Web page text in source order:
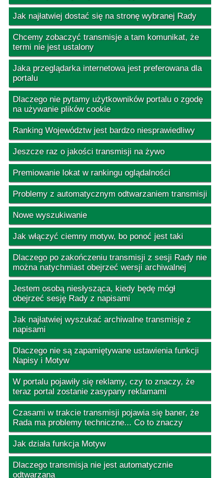
Jak najłatwiej dostać się na stronę wybranej Rady
Chcemy zobaczyć transmisje a tam komunikat, że
termi nie jest ustalony
Jaka przeglądarka internetowa jest preferowana dla
portalu
Dlaczego nie pytamy użytkowników portalu o zgodę
na używanie plików cookie
Ranking Województw jest bardzo niesprawiedliwy
Jeszcze raz o jakości transmisji na żywo
Premiowanie lokat w rankingu oglądalności
Problemy z automatycznym odtwarzaniem transmisji
Nowe wyszukiwanie
Jak włączyć ciemny motyw, bo ponoć jest taki
Dlaczego po zakończeniu transmisji z sesji Rady nie
można natychmiast obejrzeć wersji archiwalnej
Jestem osobą niesłysząca, kiedy będę mógł
obejrzeć sesję Rady z napisami
Jak najłatwiej wyszukać archiwalne transmisje z
napisami
Dlaczego nie są zapamiętywane ustawienia funkcji
Napisy i Motyw
W portalu pojawiły się reklamy, czy to znaczy, że
teraz portal zostanie zasypany reklamami
Czasami w trakcie transmisji pojawia się baner, że
Rada ma problemy techniczne... Co to znaczy
Jak działa funkcja Motyw
Dlaczego transmisja nie jest automatycznie
odtwarzana